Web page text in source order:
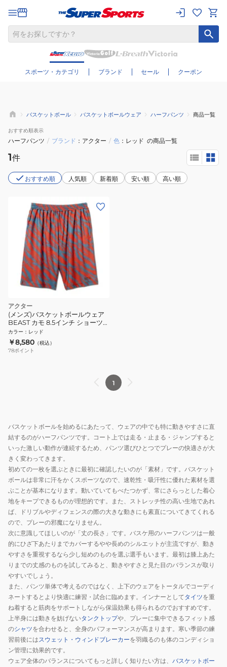
スポーツ・カテゴリ ブランド セール クーポン
さらに絞り込む
バスケットボール バスケットボールウェア ハーフパンツ 商品一覧
おすすめ順表示
ハーフパンツ / ブランド アクター / 色 レッド の商品一覧
1件
おすすめ順 人気順 新着順 安い順 高い順
アクター
(メンズ)バスケットボールウェア
BEAST カモ 8.5インチ ショーツ
224-014002 RD
カラー ： レッド
￥8,580 （税込）
78ポイント
1
バスケットボールを始めるにあたって、ウェアの中でも特に動きやすさに直
結するのがハーフパンツです。コート上では走る・止まる・ジャンプすると
いった激しい動作が連続するため、パンツ選びひとつでプレーの快適さが大
きく変わってきます。
初めての一枚を選ぶときに最初に確認したいのが「素材」です。バスケット
ボールは非常に汗をかくスポーツなので、速乾性・吸汗性に優れた素材を選
ぶことが基本になります。動いていてもべたつかず、常にさらっとした着心
地をキープできるものが理想的です。また、ストレッチ性の高い生地であれ
ば、ドリブルやディフェンスの際の大きな動きにも素直についてきてくれる
ので、プレーの邪魔になりません。
次に意識してほしいのが「丈の長さ」です。バスケ用のハーフパンツは一般
的にひざ下あたりまでカバーするやや長めのシルエットが主流ですが、動き
やすさを重視するなら少し短めのものを選ぶ選手もいます。最初は膝上あた
りまでの丈感のものを試してみると、動きやすさと見た目のバランスが取り
やすいでしょう。
また、パンツ単体で考えるのではなく、上下のウェアをトータルでコーディ
ネートするとより快適に練習・試合に臨めます。インナーとしてタイツを重
ね着すると筋肉をサポートしながら保温効果も得られるのでおすすめです。
上半身には動きを妨げないタンクトップや、プレーに集中できるフィット感
のシャツを合わせると、全身のパフォーマンスが高まります。寒い季節の練
習前後にはスウェット・ウィンドブレーカーを羽織るのも体のコンディショ
ン管理に効果的です。
ウェア全体のバランスについてもっと詳しく知りたい方は、 バスケットボー